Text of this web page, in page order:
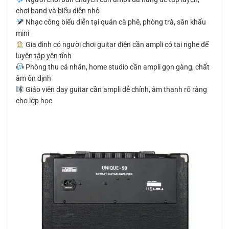
chơi band và biểu diễn nhỏ
Nhạc công biểu diễn tại quán cà phê, phòng trà, sân khấu
mini
Gia đình có người chơi guitar điện cần ampli có tai nghe để
luyện tập yên tĩnh
Phòng thu cá nhân, home studio cần ampli gọn gàng, chất
âm ổn định
Giáo viên dạy guitar cần ampli dễ chỉnh, âm thanh rõ ràng
cho lớp học